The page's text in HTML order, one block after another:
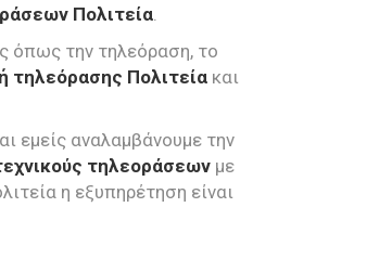
Πολιτεία.
όπως την τηλεόραση, το
τηλεόρασης Πολιτεία και
εμείς αναλαμβάνουμε την
τηλεοράσεων με
η εξυπηρέτηση είναι